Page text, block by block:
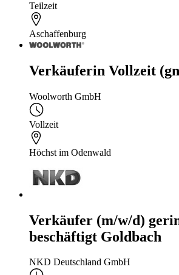
Teilzeit
Aschaffenburg
Verkäuferin Vollzeit
Woolworth GmbH
Vollzeit
Höchst im Odenwald
Verkäufer (m/w/d)
beschäftigt Goldbach
NKD Deutschland GmbH